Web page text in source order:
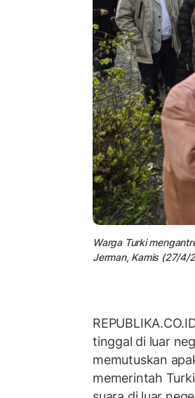
Warga Turki
Jerman, Kamis (27/4/
tinggal di luar
memutuskan
memerintah